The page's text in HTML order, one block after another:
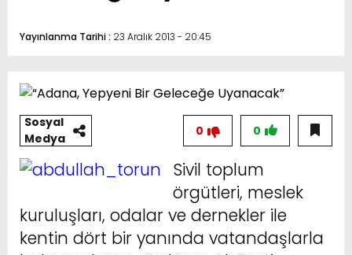
Yayınlanma Tarihi : 23 Aralık 2013 - 20:45
Sosyal
Medya
0
0
Sivil toplum
örgütleri, meslek
kuruluşları, odalar ve dernekler ile
kentin dört bir yanında vatandaşlarla